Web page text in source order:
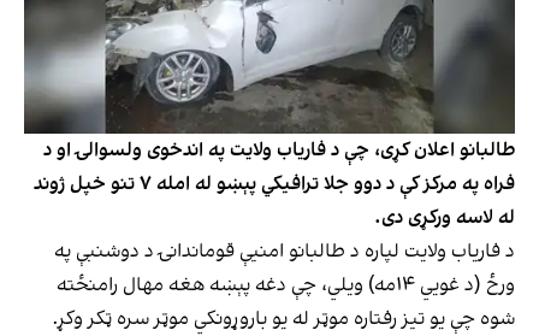
طالبانو اعلان کړی، چې د فاریاب ولایت په اندخوی ولسوالۍ او د
فراه په مرکز کې د دوو جلا ترافیکي پېښو له امله ۷ تنو خپل ژوند
له لاسه ورکړی دی.
د فاریاب ولایت لپاره د طالبانو امنیې قوماندانۍ د دوشنبې په
ورځ (د غویي ۱۴مه) ویلي، چې دغه پېښه هغه مهال رامنځته
شوه چې یو تیز رفتاره موټر له یو باروړونکي موټر سره ټکر وکړ.